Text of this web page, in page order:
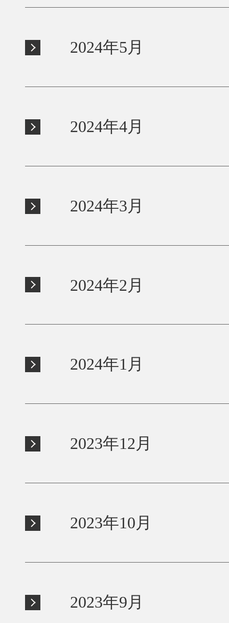
2024年5月
2024年4月
2024年3月
2024年2月
2024年1月
2023年12月
2023年10月
2023年9月